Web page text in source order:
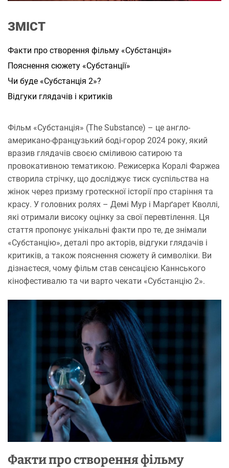
ЗМІСТ
Факти про створення фільму «Субстанція»
Пояснення сюжету «Субстанції»
Чи буде «Субстанція 2»?
Відгуки глядачів і критиків
Фільм «Субстанція» (The Substance) – це англо-
американо-французький боді-горор 2024 року, який
вразив глядачів своєю сміливою сатирою та
провокативною тематикою. Режисерка Коралі Фаржеа
створила стрічку, що досліджує тиск суспільства на
жінок через призму гротескної історії про старіння та
красу. У головних ролях – Демі Мур і Марґарет Кволлі,
які отримали високу оцінку за свої перевтілення. Ця
стаття пропонує унікальні факти про те, де знімали
«Субстанцію», деталі про акторів, відгуки глядачів і
критиків, а також пояснення сюжету й символіки. Ви
дізнаєтеся, чому фільм став сенсацією Каннського
кінофестивалю та чи варто чекати «Субстанцію 2».
Факти про створення фільму